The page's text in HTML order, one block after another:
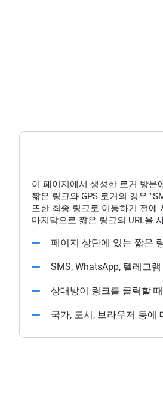
이 페이지에서 생성한 로거 방문
짧은 링크와 GPS 로거의 경우
또한 최종 링크로 이동하기 전에
마지막으로 짧은 링크의 URL을
페이지 상단에 있는 짧은
SMS, WhatsApp, 텔레그
상대방이 링크를 클릭할
국가, 도시, 브라우저 등에